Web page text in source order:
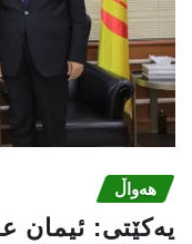
هەواڵ
یه‌كێتی: ئیمان